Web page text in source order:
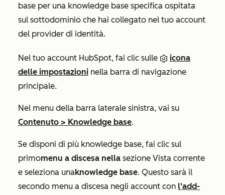
base per una knowledge base specifica ospitata
sul sottodominio che hai collegato nel tuo account
del provider di identità.
Nel tuo account HubSpot, fai clic sulle
icona
delle impostazioni nella barra di navigazione
principale.
Nel menu della barra laterale sinistra, vai su
Contenuto > Knowledge base.
Se disponi di più knowledge base, fai clic sul
primomenu a discesa nella sezione Vista corrente
e seleziona unaknowledge base. Questo sarà il
secondo menu a discesa negli account con l'add-